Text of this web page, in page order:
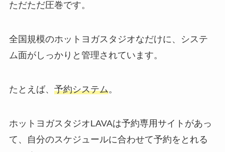
ただただ圧巻です。
全国規模のホットヨガスタジオなだけに、システ
ム面がしっかりと管理されています。
たとえば、 予約システム。
ホットヨガスタジオLAVAは予約専用サイトがあっ
て、自分のスケジュールに合わせて予約をとれる